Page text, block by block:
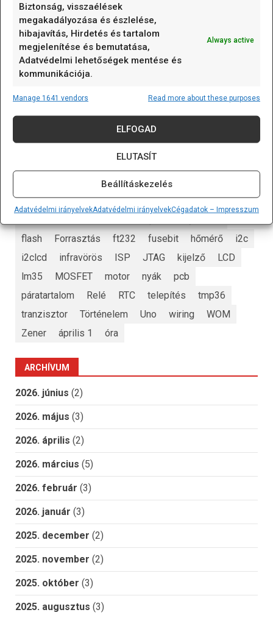
Biztonság, visszaélések
megakadályozása és észlelése,
hibajavítás, Hirdetés és tartalom
megjelenítése és bemutatása,
Adatvédelmi lehetőségek mentése és
kommunikációja.
Always active
Manage 1641 vendors Read more about these purposes
ELFOGAD
ELUTASÍT
Beállításkezelés
Adatvédelmi irányelvekAdatvédelmi irányelvekCégadatok – Impresszum
125 kHz RFID kulcstartó (EM4305/T5577 írható)
Vegyes/Mixed
A 125 kHz RFID kulcstartó (EM4305/T5577
írható) olyan passzív RFID[...]
Arduino nap
art AVR
biztosíték
darlington
dióda eeprom
egyszerű elektronika
flash
Forrasztás ft232 fusebit hőmérő
i2c
i2clcd
infravörös ISP JTAG kijelző
LCD
lm35
MOSFET motor nyák
pcb
páratartalom
Relé RTC telepítés
tmp36
tranzisztor
Történelem Uno wiring
WOM
Zener
április 1 óra
ARCHÍVUM
2026. június (2)
2026. május (3)
2026. április (2)
2026. március (5)
2026. február (3)
2026. január (3)
2025. december (2)
2025. november (2)
2025. október (3)
2025. augusztus (3)